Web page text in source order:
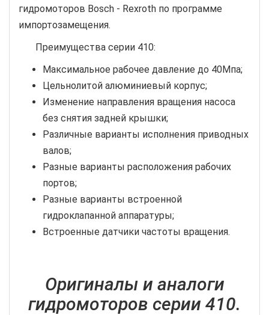
гидромоторов Bosch - Rexroth по программе
импортозамещения.
Преимущества серии 410:
Максимальное рабочее давление до 40Мпа;
Цельнолитой алюминиевый корпус;
Изменение направления вращения насоса
без снятия задней крышки;
Различные варианты исполнения приводных
валов;
Разные варианты расположения рабочих
портов;
Разные варианты встроенной
гидроклапанной аппаратуры;
Встроенные датчики частоты вращения.
Оригиналы и аналоги
гидромоторов серии 410.